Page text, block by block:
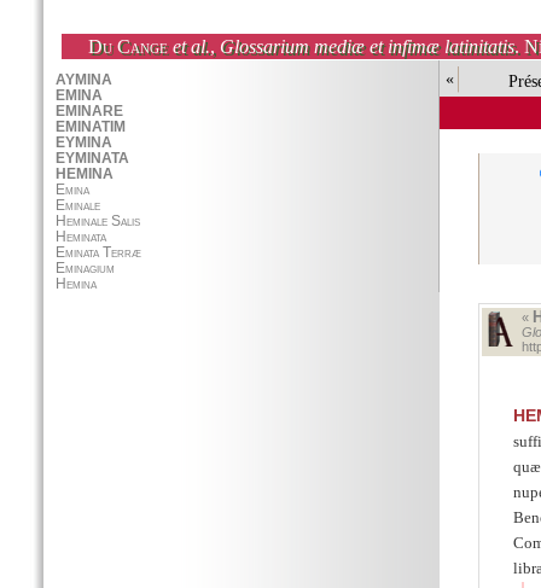
Du Cange et al., Glossarium mediæ et infimæ latinitatis.
«
«